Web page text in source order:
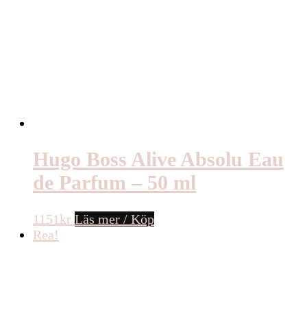
Hugo Boss Alive Absolu Eau
de Parfum – 50 ml
1151 kr Läs mer / Köp
Rea!